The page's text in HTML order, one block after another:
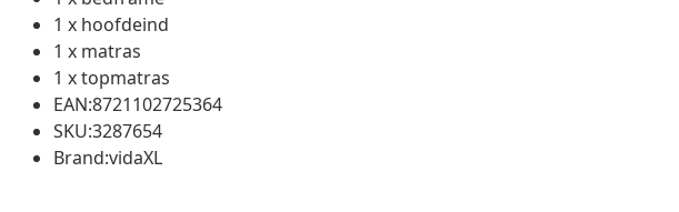
1 x hoofdeind
1 x matras
1 x topmatras
EAN:8721102725364
SKU:3287654
Brand:vidaXL